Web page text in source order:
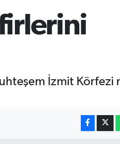
BİST100
13.799
%70
BITCOIN
İzmit Körfezi